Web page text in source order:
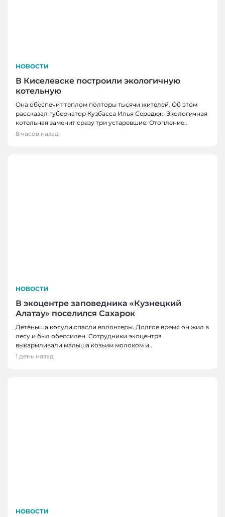
НОВОСТИ
В Киселевске построили экологичную
котельную
Она обеспечит теплом полторы тысячи жителей. Об этом
рассказал губернатор Кузбасса Илья Середюк. Экологичная
котельная заменит сразу три устаревшие. Отопление..
8 часов назад
НОВОСТИ
В экоцентре заповедника «Кузнецкий
Алатау» поселился Сахарок
Детёныша косули спасли волонтеры. Долгое время он жил в
лесу и был обессилен. Сотрудники экоцентра
выкармливали малыша козьим молоком и..
1 день назад
НОВОСТИ